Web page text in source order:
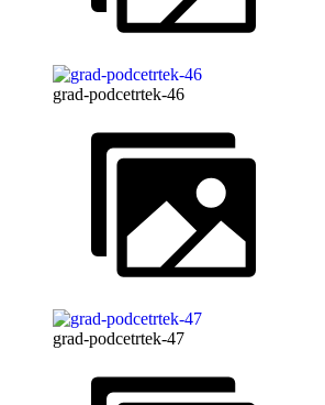
grad-podcetrtek-46
grad-podcetrtek-47